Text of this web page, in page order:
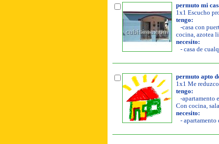
permuto mi
1x1 Escucho
tengo:
-casa con
cocina, azotea
necesito:
- casa de
permuto apto
1x1 Me
tengo:
-apartamento
Con cocina,
necesito:
- apartamento